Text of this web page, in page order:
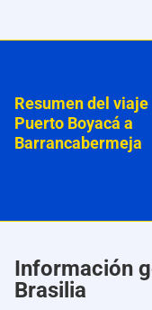
Resumen del viaje
Puerto Boyacá a
Barrancabermeja
Información
Brasilia